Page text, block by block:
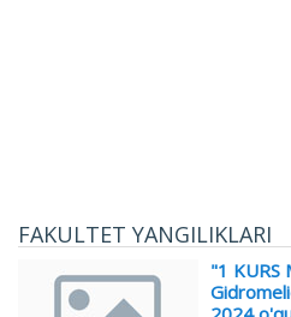
FAKULTET YANGILIKLARI
"1 KURS